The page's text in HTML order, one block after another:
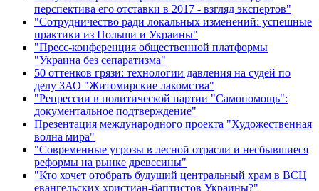
перспектива его отставки в 2017 - взгляд экспертов"
"Сотрудничество ради локальных изменений: успешные
практики из Польши и Украины"
"Пресс-конференция общественной платформы
"Украина без сепаратизма"
50 оттенков грязи: технологии давления на судей по
делу ЗАО "Житомирские лакомства"
"Репрессии в политической партии "Самопомощь":
документальное подтверждение"
Презентация международного проекта "Художественная
волна мира"
"Современные угрозы в лесной отрасли и несбывшиеся
реформы на рынке древесины"
"Кто хочет отобрать будущий центральный храм в ВСЦ
евангельских христиан-баптистов Украины?"